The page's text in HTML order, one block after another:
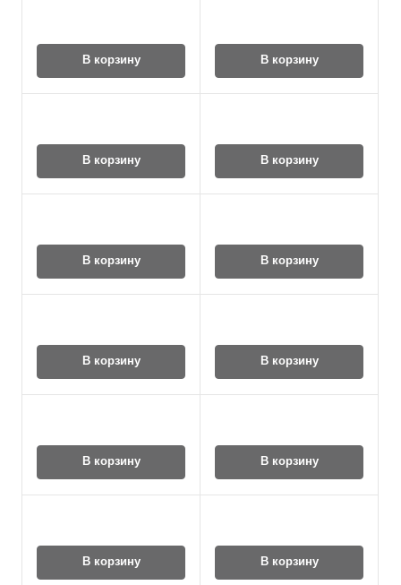
В корзину В корзину
В корзину В корзину
В корзину В корзину
В корзину В корзину
В корзину В корзину
В корзину В корзину